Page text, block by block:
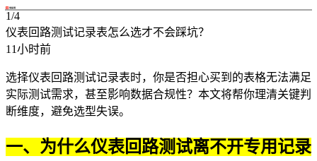
1/4
仪表回路测试记录表怎么选才不会踩坑？
11小时前
选择仪表回路测试记录表时，你是否担心买到的表格无法满足
实际测试需求，甚至影响数据合规性？本文将帮你理清关键判
断维度，避免选型失误。
一、为什么仪表回路测试离不开专用记录